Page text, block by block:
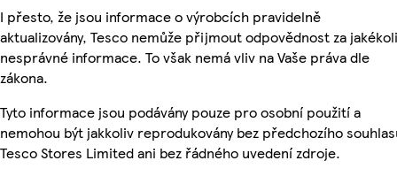
I přesto, že jsou informace o výrobcích pravidelně
aktualizovány, Tesco nemůže přijmout odpovědnost za
nesprávné informace. To však nemá vliv na Vaše práva dle
zákona.
Tyto informace jsou podávány pouze pro osobní použití a
nemohou být jakkoliv reprodukovány bez předchozího
Tesco Stores Limited ani bez řádného uvedení zdroje.